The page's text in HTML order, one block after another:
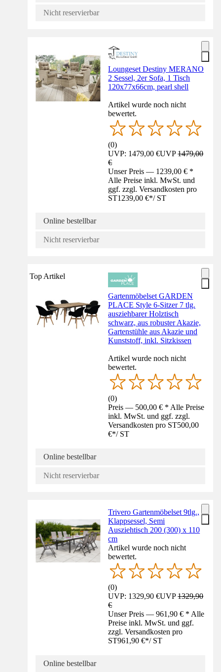
Nicht reservierbar
Loungeset Destiny MERANO
2 Sessel, 2er Sofa, 1 Tisch
120x77x66cm, pearl shell
Artikel wurde noch nicht
bewertet.
(0)
UVP: 1479,00 €UVP1479,00
€
Unser Preis — 1239,00 € *
Alle Preise inkl. MwSt. und
ggf. zzgl. Versandkosten pro
ST1239,00 €*/ ST
Online bestellbar
Nicht reservierbar
Top Artikel
Gartenmöbelset GARDEN
PLACE Style 6-Sitzer 7 tlg.
ausziehbarer Holztisch
schwarz, aus robuster Akazie,
Gartenstühle aus Akazie und
Kunststoff, inkl. Sitzkissen
Artikel wurde noch nicht
bewertet.
(0)
Preis — 500,00 € * Alle Preise
inkl. MwSt. und ggf. zzgl.
Versandkosten pro ST500,00
€*/ ST
Online bestellbar
Nicht reservierbar
Trivero Gartenmöbelset 9tlg.,
Klappsessel, Semi
Ausziehtisch 200 (300) x 110
cm
Artikel wurde noch nicht
bewertet.
(0)
UVP: 1329,90 €UVP1329,90
€
Unser Preis — 961,90 € * Alle
Preise inkl. MwSt. und ggf.
zzgl. Versandkosten pro
ST961,90 €*/ ST
Online bestellbar